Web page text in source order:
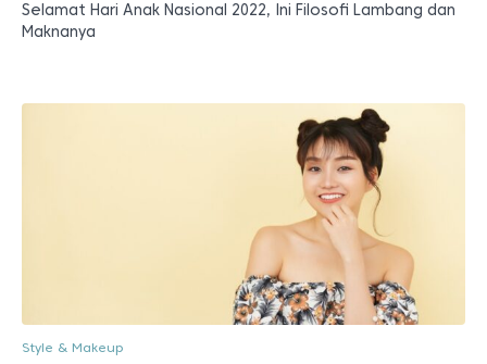
Selamat Hari Anak Nasional 2022, Ini Filosofi Lambang dan
Maknanya
Style & Makeup